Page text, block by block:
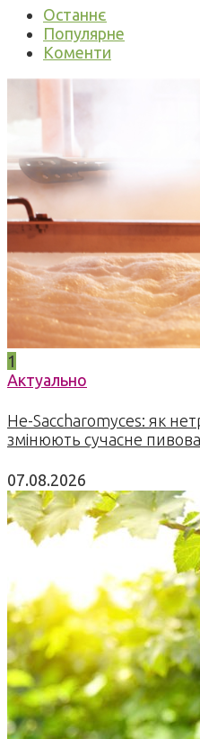
Останнє
Популярне
Коменти
1
Актуально
Не-Saccharomyces: як
змінюють сучасне
07.08.2026